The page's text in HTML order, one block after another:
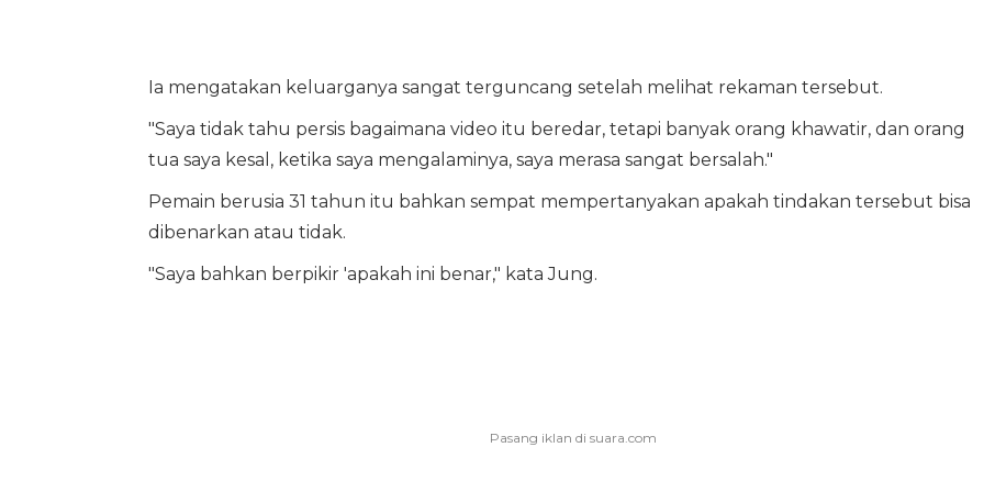
Ia mengatakan keluarganya sangat terguncang setelah melihat rekaman tersebut.
"Saya tidak tahu persis bagaimana video itu beredar, tetapi banyak orang khawatir, dan orang
tua saya kesal, ketika saya mengalaminya, saya merasa sangat bersalah."
Pemain berusia 31 tahun itu bahkan sempat mempertanyakan apakah tindakan tersebut bisa
dibenarkan atau tidak.
"Saya bahkan berpikir 'apakah ini benar," kata Jung.